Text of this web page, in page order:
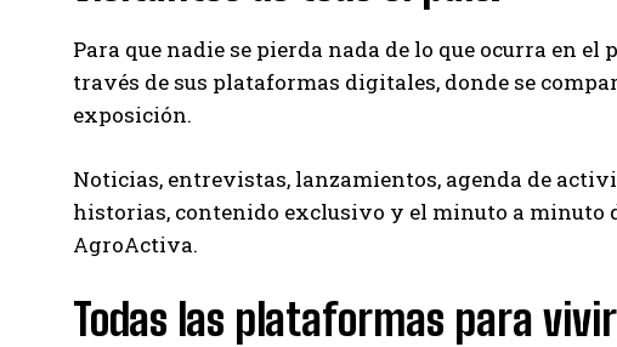
Para que nadie se pierda nada de lo que ocurra en
través de sus plataformas digitales, donde se
exposición.
Noticias, entrevistas, lanzamientos, agenda de
historias, contenido exclusivo y el minuto a minuto
AgroActiva.
Todas las plataformas para